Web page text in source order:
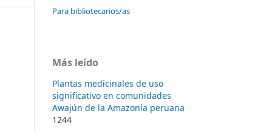
Para bibliotecarios/as
Más leído
Plantas medicinales de uso
significativo en comunidades
Awajún de la Amazonía peruana
1244